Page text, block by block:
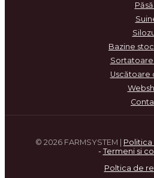
Bazine
Uscătoare
© 2026 FARMSYSTEM |
- Termeni si
Poltica de